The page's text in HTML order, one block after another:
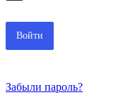
Забыли пароль?